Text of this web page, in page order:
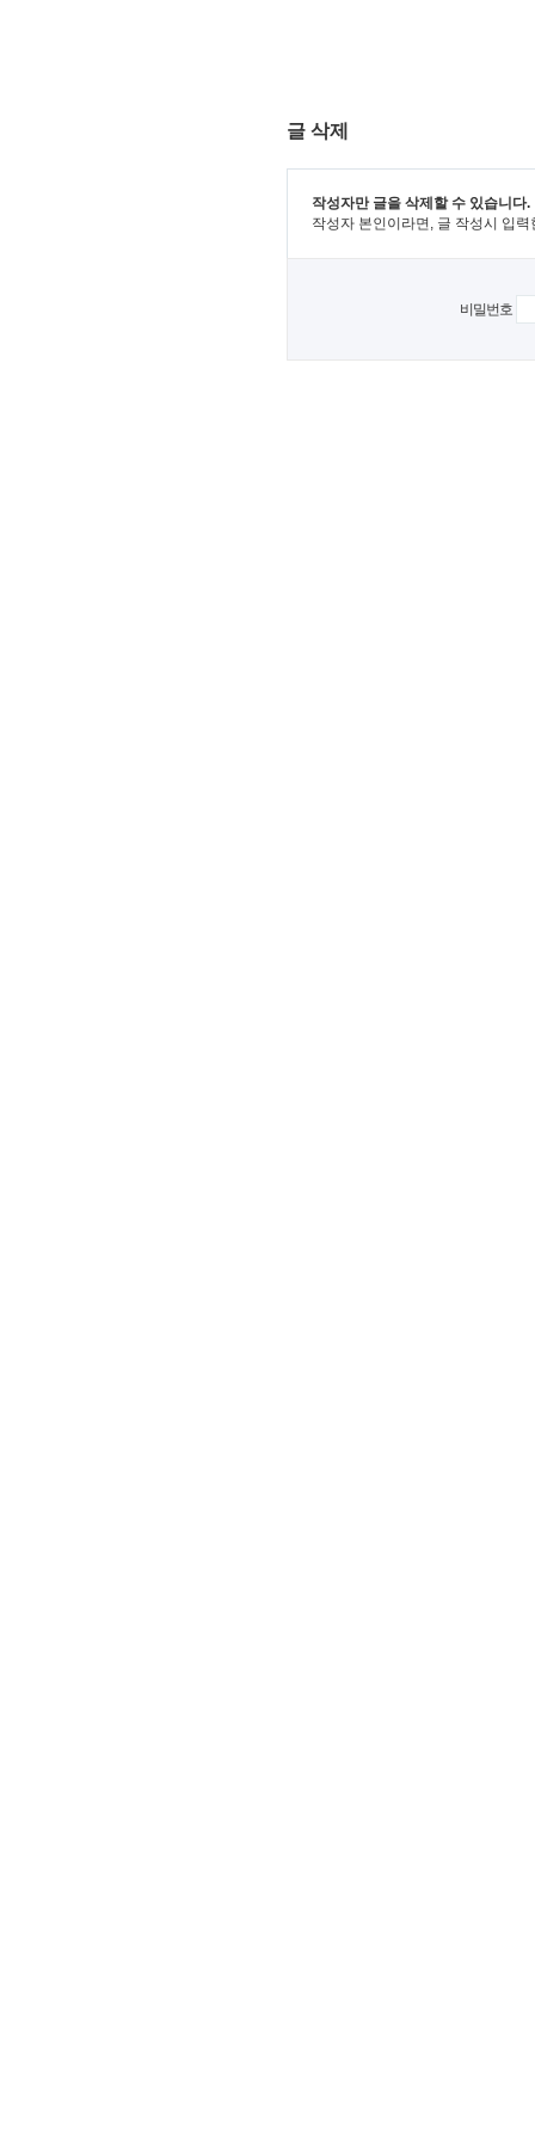
글 삭제
작성자만 글을 삭제할 수 있습니다.
작성자 본인이라면, 글 작성시 입
비밀번호